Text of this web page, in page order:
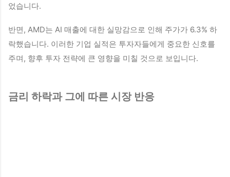
었습니다.
반면, AMD는 AI 매출에 대한 실망감으로 인해 주가가 6.3% 하
락했습니다. 이러한 기업 실적은 투자자들에게 중요한 신호를
주며, 향후 투자 전략에 큰 영향을 미칠 것으로 보입니다.
금리 하락과 그에 따른 시장 반응